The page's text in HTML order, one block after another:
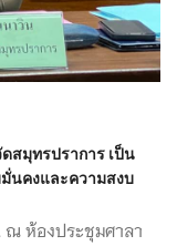
สมุทรปราการ เป็น
นคงและความสงบ
ณ ห้องประชุมศาลา